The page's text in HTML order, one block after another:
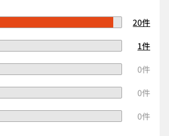
20件
1件
0件
0件
0件